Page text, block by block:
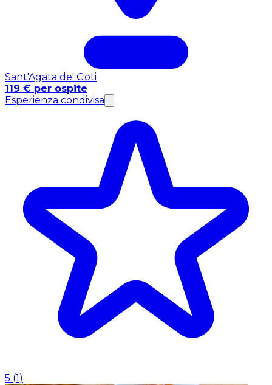
Sant'Agata de' Goti
119 € per ospite
Esperienza condivisa
5 (1 )